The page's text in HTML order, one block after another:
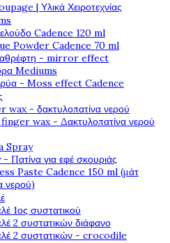
| Υλικά Χειροτεχνίας
Cadence 120 ml
Powder Cadence 70 ml
- mirror effect
Mediums
- Moss effect Cadence
wax - δακτυλοπατίνα νερού
wax - Δακτυλοπατίνα νερού
Spray
Πατίνα για εφέ σκουριάς
Paste Cadence 150 ml (μάτ
νερού)
1ος συστατικού
2 συστατικών διάφανο
2 συστατικών - crocodile